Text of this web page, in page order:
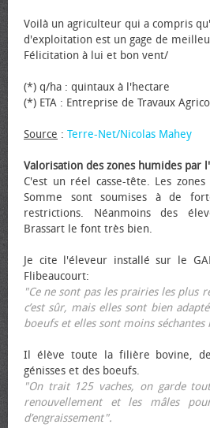
Voilà un agriculteur qui a compris
d'exploitation est un gage de
Félicitation à lui et bon vent/
(*) q/ha : quintaux à l'hectare
(*) ETA : Entreprise de Travaux
Source : Terre-Net/Nicolas Mahey
Valorisation des zones humides par
C'est un réel casse-tête. Les
Somme sont soumises à de
restrictions. Néanmoins des
Brassart le font très bien.
Je cite l'éleveur installé sur le
Flibeaucourt:
"Ce ne sont pas les prairies les plus
c’est sûr, mais elles sont bien
bœufs et elles sont moins séchantes
Il élève toute la filière bovine,
génisses et des bœufs.
"On trait 125 vaches, on garde
renouvellement et les mâles
d’engraissement".